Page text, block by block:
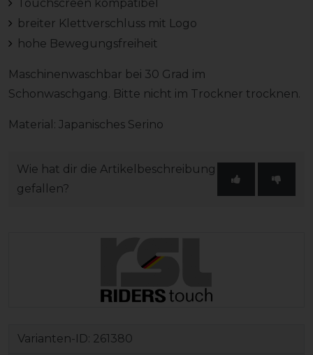
Touchscreen kompatibel
breiter Klettverschluss mit Logo
hohe Bewegungsfreiheit
Maschinenwaschbar bei 30 Grad im
Schonwaschgang. Bitte nicht im Trockner trocknen.
Material: Japanisches Serino
Wie hat dir die Artikelbeschreibung
gefallen?
Varianten-ID: 261380